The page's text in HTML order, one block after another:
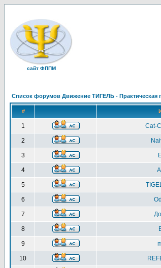
сайт ФППМ
Список форумов Движение ТИГЕЛЬ - Практическая
#
1 Cat-
2
3
4
5
6
7
8
9
10